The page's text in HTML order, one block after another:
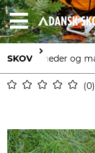
SKOV Enheder og
0